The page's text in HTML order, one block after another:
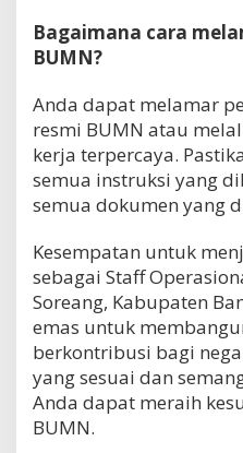
Bagaimana cara
BUMN?
Anda dapat melamar
resmi BUMN atau
kerja terpercaya.
semua instruksi yang
semua dokumen yang
Kesempatan untuk
sebagai Staff
Soreang, Kabupaten
emas untuk
berkontribusi bagi
yang sesuai dan
Anda dapat meraih
BUMN.